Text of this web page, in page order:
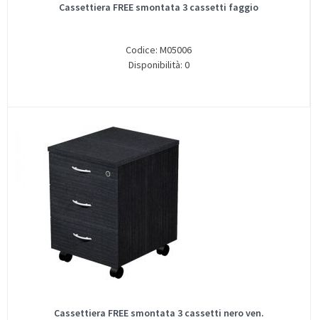
Cassettiera FREE smontata 3 cassetti faggio
Codice: M05006
Disponibilità: 0
Cassettiera FREE smontata 3 cassetti nero ven.